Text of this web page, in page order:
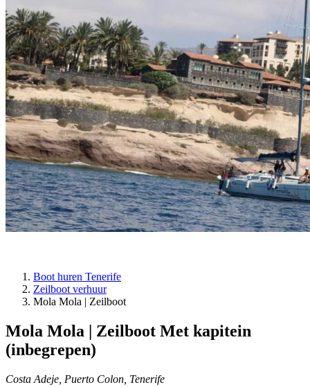
Boot huren Tenerife
Zeilboot verhuur
Mola Mola | Zeilboot
Mola Mola | Zeilboot Met kapitein
(inbegrepen)
Costa Adeje, Puerto Colon, Tenerife